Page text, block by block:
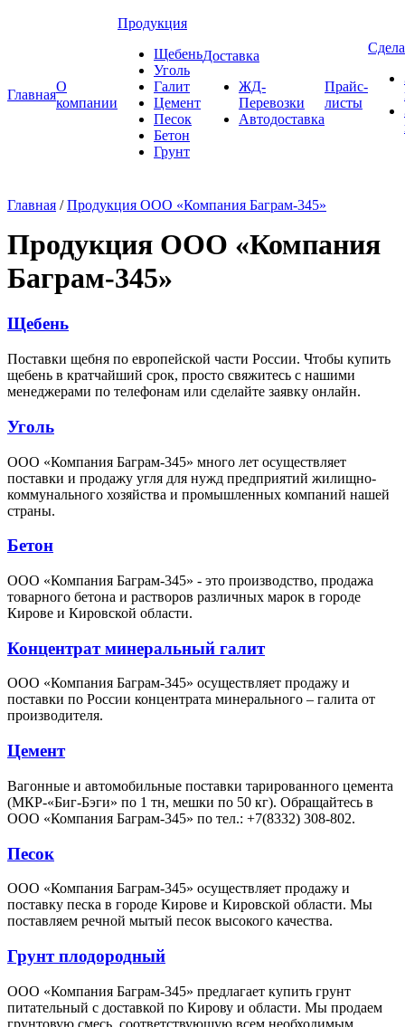
Главная
О
компании
Продукция
Щебень
Уголь
Галит
Цемент
Песок
Бетон
Грунт
Доставка
ЖД-
Перевозки
Автодоставка
Прайс-
листы
Главная / Продукция ООО «Компания Баграм-345»
Продукция ООО «Компания
Баграм-345»
Щебень
Поставки щебня по европейской части России. Чтобы купить
щебень в кратчайший срок, просто свяжитесь с нашими
менеджерами по телефонам или сделайте заявку онлайн.
Уголь
ООО «Компания Баграм-345» много лет осуществляет
поставки и продажу угля для нужд предприятий жилищно-
коммунального хозяйства и промышленных компаний нашей
страны.
Бетон
ООО «Компания Баграм-345» - это производство, продажа
товарного бетона и растворов различных марок в городе
Кирове и Кировской области.
Концентрат минеральный галит
ООО «Компания Баграм-345» осуществляет продажу и
поставки по России концентрата минерального – галита от
производителя.
Цемент
Вагонные и автомобильные поставки тарированного цемента
(МКР-«Биг-Бэги» по 1 тн, мешки по 50 кг). Обращайтесь в
ООО «Компания Баграм-345» по тел.: +7(8332) 308-802.
Песок
ООО «Компания Баграм-345» осуществляет продажу и
поставку песка в городе Кирове и Кировской области. Мы
поставляем речной мытый песок высокого качества.
Грунт плодородный
ООО «Компания Баграм-345» предлагает купить грунт
питательный с доставкой по Кирову и области. Мы продаем
грунтовую смесь, соответствующую всем необходимым